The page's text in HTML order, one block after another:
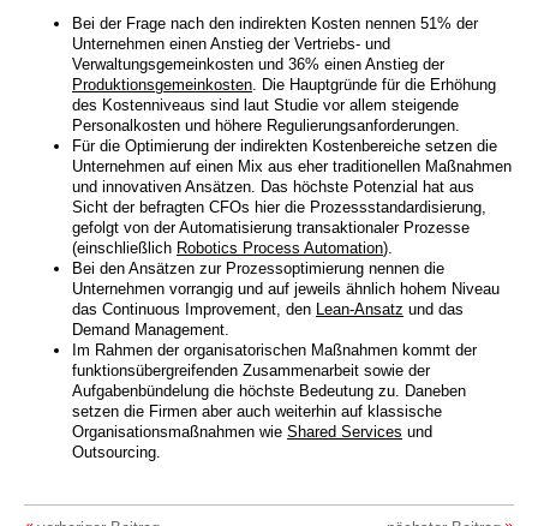
Bei der Frage nach den indirekten Kosten nennen 51% der
Unternehmen einen Anstieg der Vertriebs- und
Verwaltungsgemeinkosten und 36% einen Anstieg der
Produktionsgemeinkosten. Die Hauptgründe für die Erhöhung
des Kostenniveaus sind laut Studie vor allem steigende
Personalkosten und höhere Regulierungsanforderungen.
Für die Optimierung der indirekten Kostenbereiche setzen die
Unternehmen auf einen Mix aus eher traditionellen Maßnahmen
und innovativen Ansätzen. Das höchste Potenzial hat aus
Sicht der befragten CFOs hier die Prozessstandardisierung,
gefolgt von der Automatisierung transaktionaler Prozesse
(einschließlich Robotics Process Automation).
Bei den Ansätzen zur Prozessoptimierung nennen die
Unternehmen vorrangig und auf jeweils ähnlich hohem Niveau
das Continuous Improvement, den Lean-Ansatz und das
Demand Management.
Im Rahmen der organisatorischen Maßnahmen kommt der
funktionsübergreifenden Zusammenarbeit sowie der
Aufgabenbündelung die höchste Bedeutung zu. Daneben
setzen die Firmen aber auch weiterhin auf klassische
Organisationsmaßnahmen wie Shared Services und
Outsourcing.